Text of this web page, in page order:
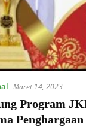
Maret 14, 2023
Program